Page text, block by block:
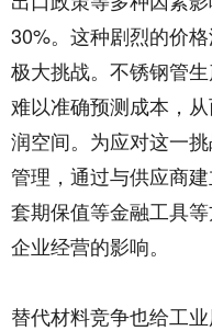
30%。这种剧烈的价
极大挑战。不锈钢管
难以准确预测成本，
润空间。为应对这一
管理，通过与供应商
套期保值等金融工具
企业经营的影响。​
替代材料竞争也给工